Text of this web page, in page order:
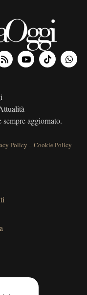
aggiornato.
Policy –Cookie Policy